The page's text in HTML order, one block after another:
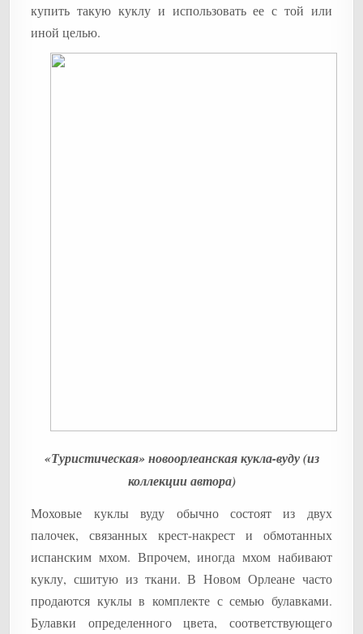
купить такую куклу и использовать ее с той или
иной целью.
«Туристическая» новоорлеанская кукла-вуду (из
коллекции автора)
Моховые куклы вуду обычно состоят из двух
палочек, связанных крест-накрест и обмотанных
испанским мхом. Впрочем, иногда мхом набивают
куклу, сшитую из ткани. В Новом Орлеане часто
продаются куклы в комплекте с семью булавками.
Булавки определенного цвета, соответствующего